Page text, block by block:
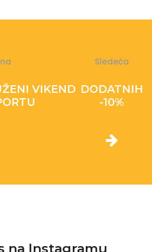
VIKEND
Sledeća
DODATNIH
-10%
na Instagramu